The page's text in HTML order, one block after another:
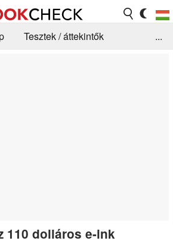
Tesztek / áttekintők
...
110 dolláros e-ink